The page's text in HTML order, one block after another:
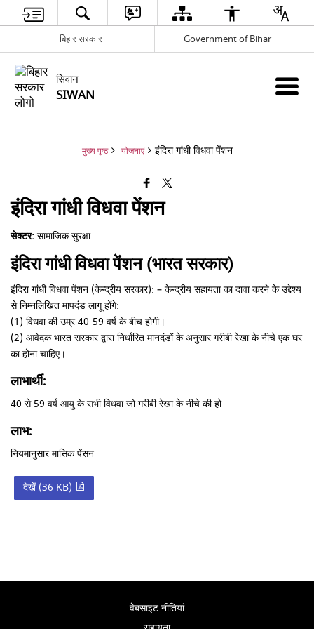
बिहार सरकार Government of Bihar
सिवान
SIWAN
मुख्य पृष्ठ योजनाएं इंदिरा गांधी विधवा पेंशन
इंदिरा गांधी विधवा पेंशन
सेक्टर:सामाजिक सुरक्षा
इंदिरा गांधी विधवा पेंशन (भारत सरकार)
इंदिरा गांधी विधवा पेंशन (केन्द्रीय सरकार): – केन्द्रीय सहायता का दावा करने के उद्देश्य
से निम्नलिखित मापदंड लागू होंगे:
(1) विधवा की उम्र 40-59 वर्ष के बीच होगी।
(2) आवेदक भारत सरकार द्वारा निर्धारित मानदंडों के अनुसार गरीबी रेखा के नीचे एक घर
का होना चाहिए।
लाभार्थी:
40 से 59 वर्ष आयु के सभी विधवा जो गरीबी रेखा के नीचे की हो
लाभ:
नियमानुसार मासिक पेंसन
देखें (36 KB)
वेबसाइट नीतियां